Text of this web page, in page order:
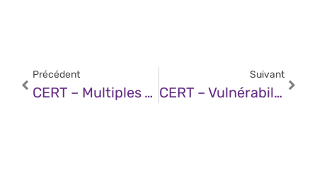
Précédent
CERT – Multiples Vulnérabilités Dans Trend Micro Apex One (06 Août 2025)
Suivant
CERT – Vulnérabilité Dans Google Pixel (06 Août 2025)